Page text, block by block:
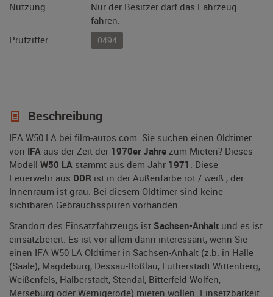
Nutzung
Nur der Besitzer darf das Fahrzeug
fahren.
Prüfziffer
0494
Beschreibung
IFA W50 LA bei film-autos.com: Sie suchen einen Oldtimer
von IFA aus der Zeit der 1970er Jahre zum Mieten? Dieses
Modell W50 LA stammt aus dem Jahr 1971 . Diese
Feuerwehr aus DDR ist in der Außenfarbe rot / weiß , der
Innenraum ist grau. Bei diesem Oldtimer sind keine
sichtbaren Gebrauchsspuren vorhanden.
Standort des Einsatzfahrzeugs ist Sachsen-Anhalt und es ist
einsatzbereit. Es ist vor allem dann interessant, wenn Sie
einen IFA W50 LA Oldtimer in Sachsen-Anhalt (z.b. in Halle
(Saale), Magdeburg, Dessau-Roßlau, Lutherstadt Wittenberg,
Weißenfels, Halberstadt, Stendal, Bitterfeld-Wolfen,
Merseburg oder Wernigerode) mieten wollen. Einsetzbarkeit